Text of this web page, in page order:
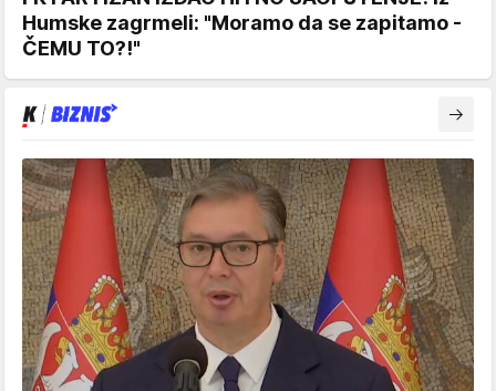
Humske zagrmeli: "Moramo da se zapitamo -
ČEMU TO?!"